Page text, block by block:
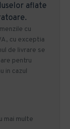
aflate
cu
cu exceptia
de livrare se
pentru
in cazul
mai multe